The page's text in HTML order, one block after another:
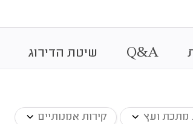
Q&A שיטת הדירוג
מתכת ועץ קירות אמנותיים